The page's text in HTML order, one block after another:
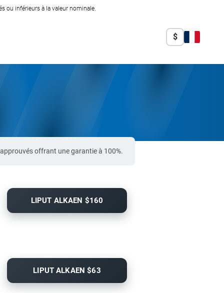
ou inférieurs à la valeur nominale.
$
offrant une garantie à 100%.
LIPUT ALKAEN $160
LIPUT ALKAEN $63